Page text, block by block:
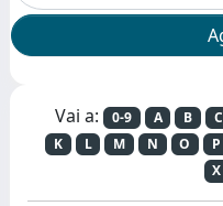
Vai a: 0-9 A B C
K
L M N O P
X